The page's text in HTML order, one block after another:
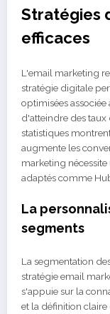
Stratégies
efficaces
L'email marketing
stratégie digitale
optimisées
d'atteindre des
statistiques
augmente les
marketing
adaptés comme
La
segments
La segmentation
stratégie email
s'appuie sur la
et la définition